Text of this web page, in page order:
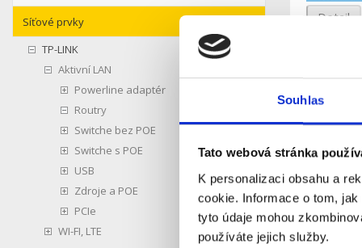
Souhlas
Tato webová stránka
K personalizaci obsahu a
cookie. Informace o tom,
tyto údaje mohou
používáte jejich služby.
Síťové prvky
TP-LINK
Aktivní LAN
Powerline adaptér
Routry
Switche bez POE
Switche s POE
USB
Zdroje a POE
PCIe
WI-FI, LTE
Detail
Router